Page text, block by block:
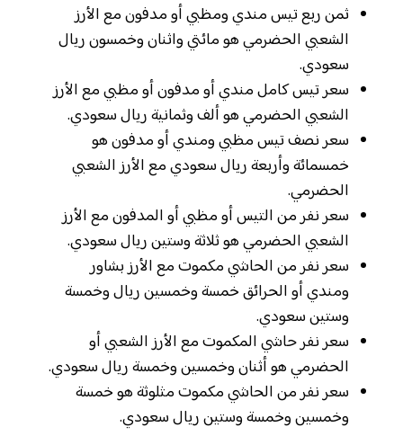
ثمن ربع تيس مندي ومظبي أو مدفون مع الأرز
الشعبي الحضرمي هو مائتي واثنان وخمسون ريال
سعودي.
سعر تيس كامل مندي أو مدفون أو مظبي مع الأرز
الشعبي الحضرمي هو ألف وثمانية ريال سعودي.
سعر نصف تيس مظبي ومندي أو مدفون هو
خمسمائة وأربعة ريال سعودي مع الأرز الشعبي
الحضرمي.
سعر نفر من التيس أو مظبي أو المدفون مع الأرز
الشعبي الحضرمي هو ثلاثة وستين ريال سعودي.
سعر نفر من الحاشي مكموت مع الأرز بشاور
ومندي أو الحرائق خمسة وخمسين ريال وخمسة
وستين سعودي.
سعر نفر حاشي المكموت مع الأرز الشعبي أو
الحضرمي هو أثنان وخمسين وخمسة ريال سعودي.
سعر نفر من الحاشي مكموت مثلوثة هو خمسة
وخمسين وخمسة وستين ريال سعودي.